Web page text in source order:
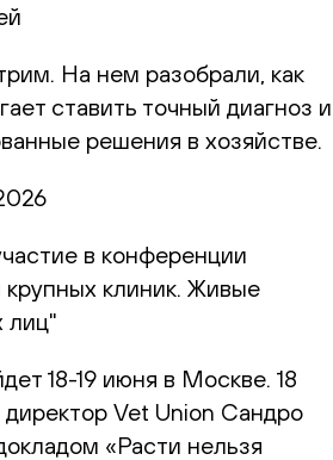
На нем разобрали, как
ставить точный диагноз и
решения в хозяйстве.
в конференции
клиник. Живые
лиц"
18-19 июня в Москве. 18
Vet Union Сандро
«Расти нельзя